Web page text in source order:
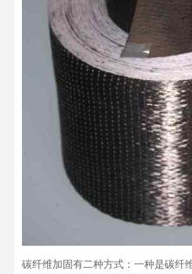
碳纤维加固有二种方式：一种是